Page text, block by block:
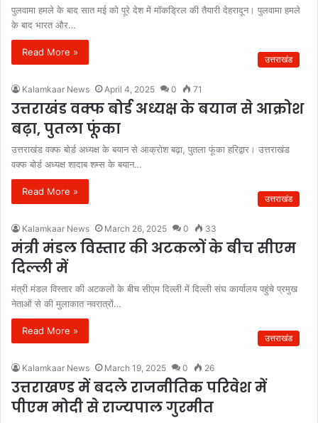
पुलवामा हमले के बाद सात मई को पूरे देश में मॉकड्रिल की तैयारी देहरादून। पुलवामा हमले
के बाद भारत और…
Read More »
उत्तराखंड
Kalamkaar News April 4, 2025 0 71
उत्तराखंड वक्फ बोर्ड अध्यक्ष के बयान से आक्रोश
बढ़ा, पुतला फूंका
उत्तराखंड वक्फ बोर्ड अध्यक्ष के बयान से आक्रोश बढ़ा, पुतला फूंका हरिद्वार। उत्तराखंड
वक्फ बोर्ड अध्यक्ष शादाब शम्स के बयान…
Read More »
उत्तराखंड
Kalamkaar News March 26, 2025 0 33
मंत्री मंडल विस्तार की अटकलों के बीच सीएम
दिल्ली में
मंत्री मंडल विस्तार की अटकलों के बीच सीएम दिल्ली में दिल्ली संघ कार्यालय पहुंचे प्रमुख
नेताओं से की मुलाकात नवरात्रों…
Read More »
उत्तराखंड
Kalamkaar News March 19, 2025 0 26
उत्तराखण्ड में बदले राजनीतिक परिवेश में
पीएम मोदी से राज्यपाल गुरमीत